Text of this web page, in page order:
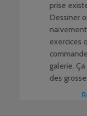
prise
Dessiner
exercices
galerie.
des